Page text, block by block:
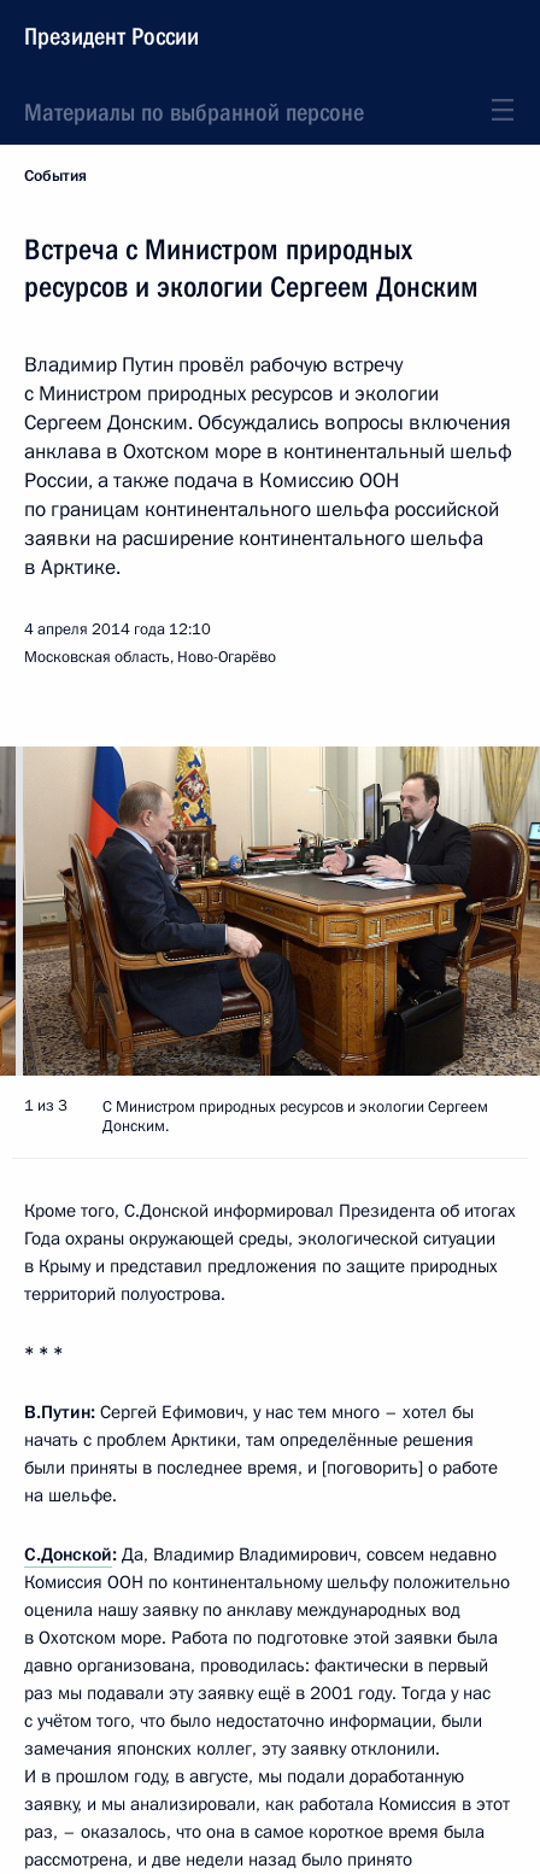
Президент России
Материалы по выбранной персоне
События
Встреча с Министром природных
ресурсов и экологии Сергеем Донским
Владимир Путин провёл рабочую встречу
с Министром природных ресурсов и экологии
Сергеем Донским. Обсуждались вопросы включения
анклава в Охотском море в континентальный шельф
России, а также подача в Комиссию ООН
по границам континентального шельфа российской
заявки на расширение континентального шельфа
в Арктике.
4 апреля 2014 года 12:10
Московская область, Ново-Огарёво
1 из 3
С Министром природных ресурсов и экологии Сергеем
Донским.
Кроме того, С.Донской информировал Президента об итогах
Года охраны окружающей среды, экологической ситуации
в Крыму и представил предложения по защите природных
территорий полуострова.
* * *
В.Путин: Сергей Ефимович, у нас тем много – хотел бы
начать с проблем Арктики, там определённые решения
были приняты в последнее время, и [поговорить] о работе
на шельфе.
С.Донской: Да, Владимир Владимирович, совсем недавно
Комиссия ООН по континентальному шельфу положительно
оценила нашу заявку по анклаву международных вод
в Охотском море. Работа по подготовке этой заявки была
давно организована, проводилась: фактически в первый
раз мы подавали эту заявку ещё в 2001 году. Тогда у нас
с учётом того, что было недостаточно информации, были
замечания японских коллег, эту заявку отклонили.
И в прошлом году, в августе, мы подали доработанную
заявку, и мы анализировали, как работала Комиссия в этот
раз, – оказалось, что она в самое короткое время была
рассмотрена, и две недели назад было принято